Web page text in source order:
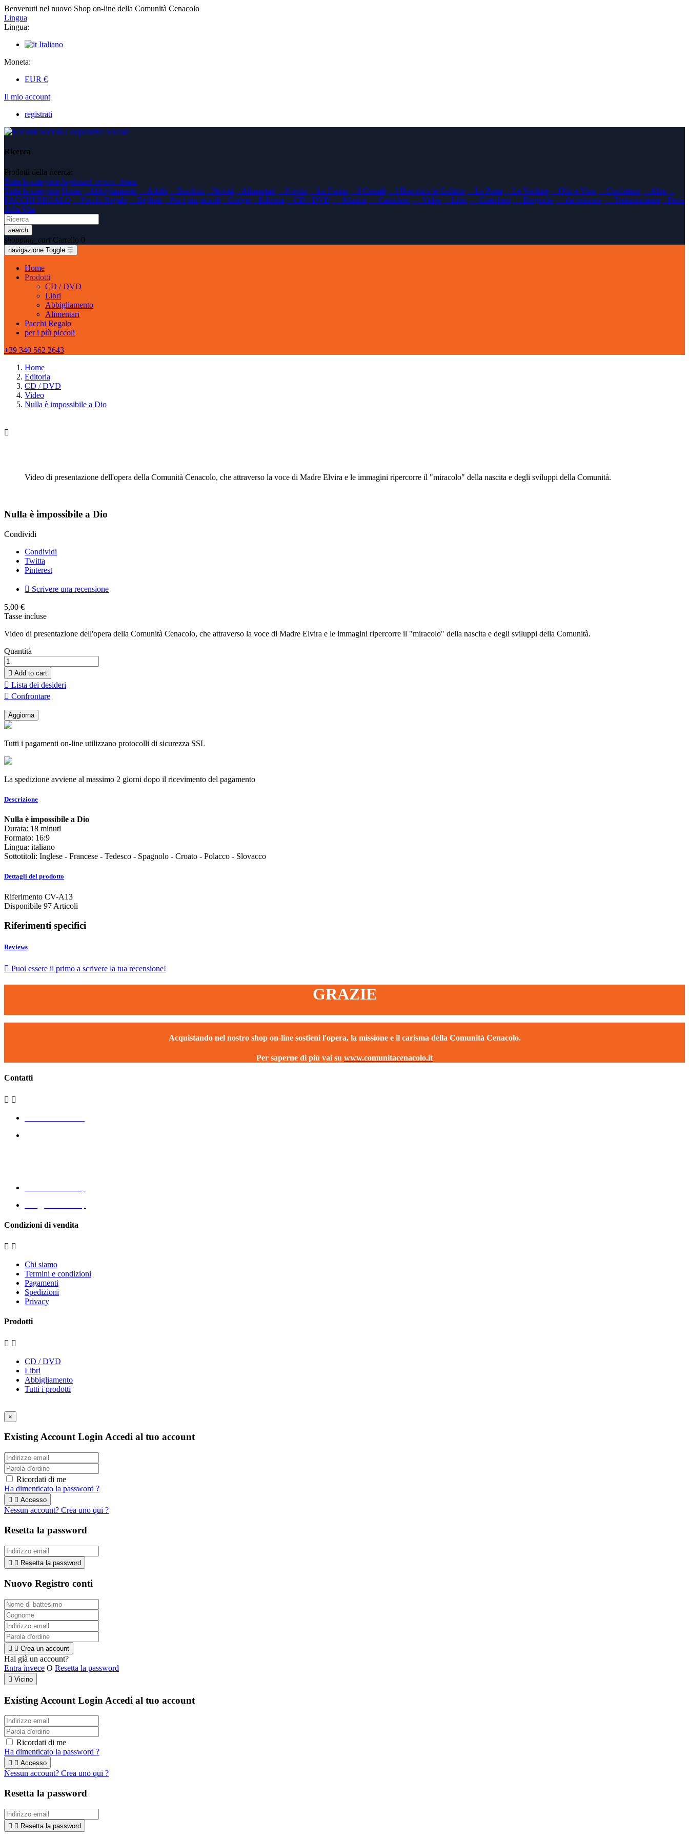
Benvenuti nel nuovo Shop on-line della Comunità Cenacolo
Lingua
Lingua:
Italiano
Moneta:
EUR €
Il mio account
registrati
Ricerca
Prodotti della ricerca:
Tutte le categorie keyboard_arrow_down
Tutte le categorie Home --Abbigliamento ---Adulti ---Bambini --Novità --Alimentari ---Novità ---Le Farine ---I Cereali ---I Biscotti e le Gallette ---La Pasta ---Le Verdure ---Olio e Vino ---Confetture ---Altro --
PACCHI REGALO ---Pacchi Regalo ---Biglietti --Per i più piccoli --Gadget --Editoria ---CD / DVD ----Musica ----Catechesi ----Video ---Libri ----Catechesi ----Biografie ----da colorare ----Testimonianze --Festa
della Vita
search
shopping_cart Carrello 0
navigazione Toggle ☰
Home
Prodotti
CD / DVD
Libri
Abbigliamento
Alimentari
Pacchi Regalo
per i più piccoli
+39 340 562 2643
Home
Editoria
CD / DVD
Video
Nulla è impossibile a Dio

Video di presentazione dell'opera della Comunità Cenacolo, che attraverso la voce di Madre Elvira e le immagini ripercorre il "miracolo" della nascita e degli sviluppi della Comunità.
Nulla è impossibile a Dio
Condividi
Condividi
Twitta
Pinterest
 Scrivere una recensione
5,00 €
Tasse incluse
Video di presentazione dell'opera della Comunità Cenacolo, che attraverso la voce di Madre Elvira e le immagini ripercorre il "miracolo" della nascita e degli sviluppi della Comunità.
Quantità
 Add to cart
 Lista dei desideri
 Confrontare
Tutti i pagamenti on-line utilizzano protocolli di sicurezza SSL
La spedizione avviene al massimo 2 giorni dopo il ricevimento del pagamento
Descrizione
Nulla è impossibile a Dio
Durata: 18 minuti
Formato: 16:9
Lingua: italiano
Sottotitoli: Inglese - Francese - Tedesco - Spagnolo - Croato - Polacco - Slovacco
Dettagli del prodotto
Riferimento CV-A13
Disponibile 97 Articoli
Riferimenti specifici
Reviews
 Puoi essere il primo a scrivere la tua recensione!
GRAZIE
Acquistando nel nostro shop on-line sostieni l'opera, la missione e il carisma della Comunità Cenacolo.
Per saperne di più vai su www.comunitacenacolo.it
Contatti
 
Condizioni di vendita
 
Chi siamo
Termini e condizioni
Pagamenti
Spedizioni
Privacy
Prodotti
 
CD / DVD
Libri
Abbigliamento
Tutti i prodotti
×
Existing Account LoginAccedi al tuo account
Ricordati di me
Ha dimenticato la password ?
  Accesso
Nessun account? Crea uno qui ?
Resetta la password
  Resetta la password
Nuovo Registro conti
  Crea un account
Hai già un account?
Entra invece O Resetta la password
 Vicino
Existing Account Login Accedi al tuo account
Ricordati di me
Ha dimenticato la password ?
  Accesso
Nessun account? Crea uno qui ?
Resetta la password
  Resetta la password